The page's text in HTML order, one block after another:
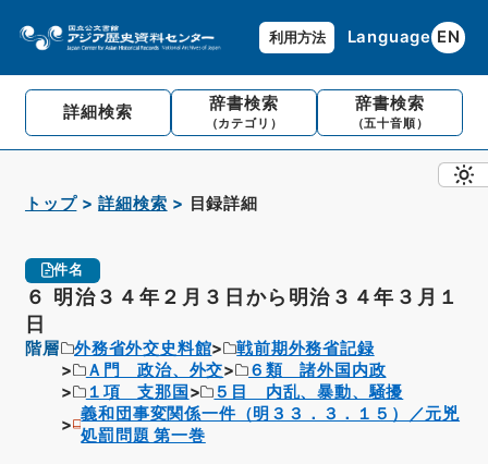
利用方法 Language EN
詳細検索 辞書検索
（カテゴリ）
辞書検索
（五十音順）
トップ 詳細検索 目録詳細
件名
６ 明治３４年２月３日から明治３４年３月１
日
階層 外務省外交史料館
戦前期外務省記録
Ａ門 政治、外交
６類 諸外国内政
１項 支那国
５目 内乱、暴動、騒擾
義和団事変関係一件（明３３．３．１５）／元兇
処罰問題 第一巻